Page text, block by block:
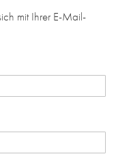
mit Ihrer E-Mail-